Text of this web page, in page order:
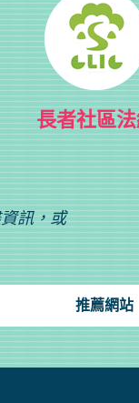
長者社區法
訊，或
推薦網站